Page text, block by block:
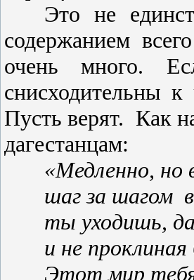
Это не
содержанием
очень много.
снисходительны
Пусть верят. Как
дагестанцам:
«Медленно, но
шаг за шагом
ты уходишь,
и не
Этот мир тебя